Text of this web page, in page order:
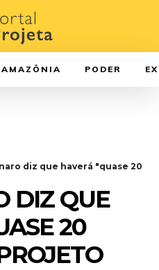
AMAZÔNIA PODER
diz que haverá "quase 20
DIZ QUE
20